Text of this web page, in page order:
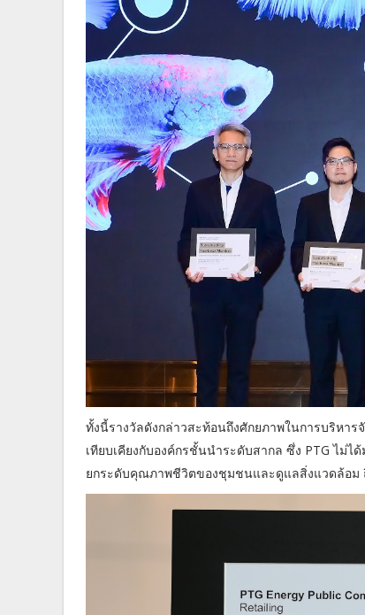
ทั้งนี้รางวัลดังกล่าวสะท้อนถึงศักยภาพในการบริหา
เทียบเคียงกับองค์กรชั้นนำระดับสากล ซึ่ง PTG ไม่
ยกระดับคุณภาพชีวิตของชุมชนและดูแลสิ่งแวดล้อม